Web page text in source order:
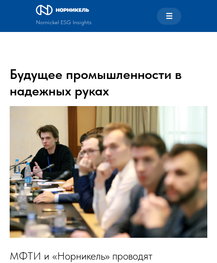
☰
Nornickel ESG Insights
Будущее промышленности в
надежных руках
МФТИ и «Норникель» проводят